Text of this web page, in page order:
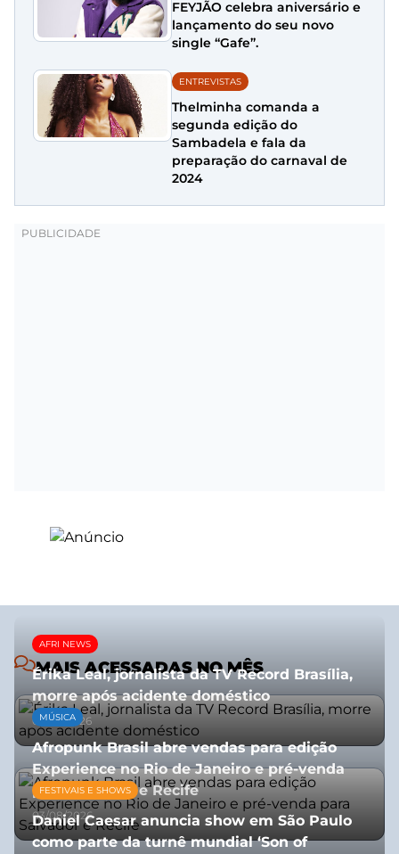
FEYJÃO celebra aniversário e
lançamento do seu novo
single “Gafe”.
ENTREVISTAS
Thelminha comanda a
segunda edição do
Sambadela e fala da
preparação do carnaval de
2024
MAIS ACESSADAS NO MÊS
AFRI NEWS
Érika Leal, jornalista da TV Record Brasília,
morre após acidente doméstico
08/07/2026
MÚSICA
Afropunk Brasil abre vendas para edição
Experience no Rio de Janeiro e pré-venda
para Salvador e Recife
03/08/2026
FESTIVAIS E SHOWS
Daniel Caesar anuncia show em São Paulo
como parte da turnê mundial ‘Son of